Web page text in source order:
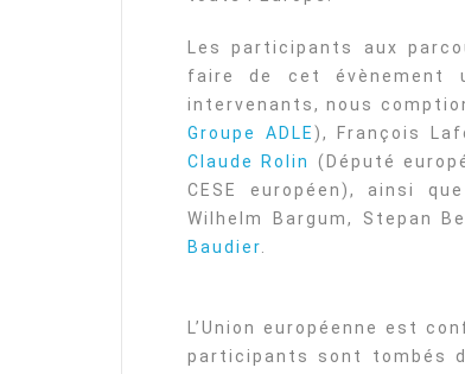
Les participants aux
faire de cet évènement
intervenants, nous
Groupe ADLE ), François
Claude Rolin
(Député
CESE européen), ainsi
Wilhelm Bargum, Stepan
Baudier
L’Union européenne est
participants sont tombés